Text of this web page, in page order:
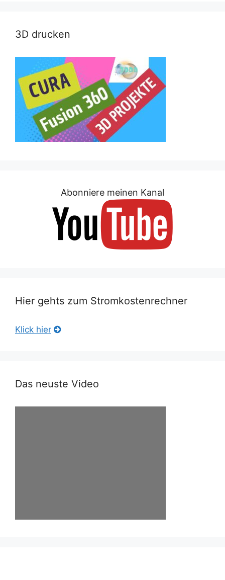
3D drucken
Abonniere meinen Kanal
Hier gehts zum Stromkostenrechner
Klick hier
Das neuste Video